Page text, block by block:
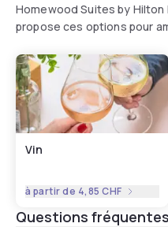
Homewood Suites by Hilton
propose ces options pour
Vin
à partir de 4,85 CHF
Questions fréquentes